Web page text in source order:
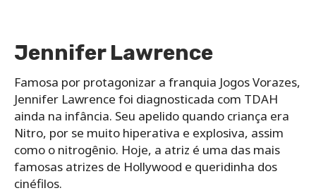
Jennifer Lawrence
Famosa por protagonizar a franquia Jogos Vorazes,
Jennifer Lawrence foi diagnosticada com TDAH
ainda na infância. Seu apelido quando criança era
Nitro, por se muito hiperativa e explosiva, assim
como o nitrogênio. Hoje, a atriz é uma das mais
famosas atrizes de Hollywood e queridinha dos
cinéfilos.